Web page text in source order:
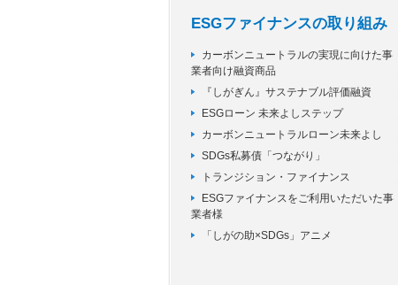
ESGファイナンスの取り組み
カーボンニュートラルの実現に向けた事
業者向け融資商品
『しがぎん』サステナブル評価融資
ESGローン 未来よしステップ
カーボンニュートラルローン未来よし
SDGs私募債「つながり」
トランジション・ファイナンス
ESGファイナンスをご利用いただいた事
業者様
「しがの助×SDGs」アニメ